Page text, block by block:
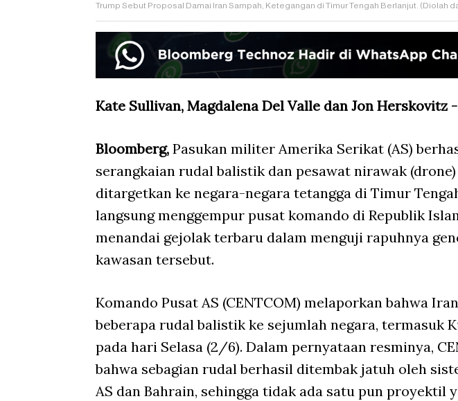
Trump Sebut Proposal Damai Iran Sampah, Ketegangan di Timur Tengah Berlanjut. (Diolah
Kate Sullivan, Magdalena Del Valle dan Jon Herskovitz
Bloomberg, Pasukan militer Amerika Serikat (AS)
serangkaian rudal balistik dan pesawat nirawak (drone
ditargetkan ke negara-negara tetangga di Timur
langsung menggempur pusat komando di Republik
menandai gejolak terbaru dalam menguji rapuhnya
kawasan tersebut.
Komando Pusat AS (CENTCOM) melaporkan bahwa
beberapa rudal balistik ke sejumlah negara, termasuk
pada hari Selasa (2/6). Dalam pernyataan resminya,
bahwa sebagian rudal berhasil ditembak jatuh oleh
AS dan Bahrain, sehingga tidak ada satu pun proyektil